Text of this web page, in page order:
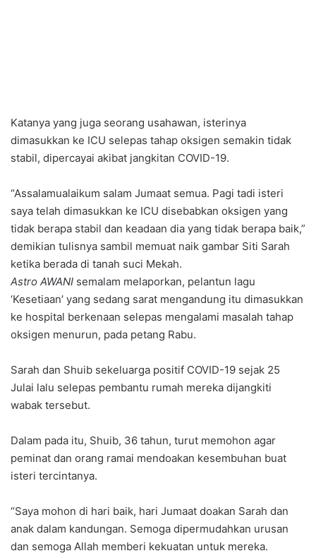
Katanya yang juga seorang usahawan, isterinya
dimasukkan ke ICU selepas tahap oksigen semakin tidak
stabil, dipercayai akibat jangkitan COVID-19.
“Assalamualaikum salam Jumaat semua. Pagi tadi isteri
saya telah dimasukkan ke ICU disebabkan oksigen yang
tidak berapa stabil dan keadaan dia yang tidak berapa baik,”
demikian tulisnya sambil memuat naik gambar Siti Sarah
ketika berada di tanah suci Mekah.
Astro AWANI semalam melaporkan, pelantun lagu
‘Kesetiaan’ yang sedang sarat mengandung itu dimasukkan
ke hospital berkenaan selepas mengalami masalah tahap
oksigen menurun, pada petang Rabu.
Sarah dan Shuib sekeluarga positif COVID-19 sejak 25
Julai lalu selepas pembantu rumah mereka dijangkiti
wabak tersebut.
Dalam pada itu, Shuib, 36 tahun, turut memohon agar
peminat dan orang ramai mendoakan kesembuhan buat
isteri tercintanya.
“Saya mohon di hari baik, hari Jumaat doakan Sarah dan
anak dalam kandungan. Semoga dipermudahkan urusan
dan semoga Allah memberi kekuatan untuk mereka.